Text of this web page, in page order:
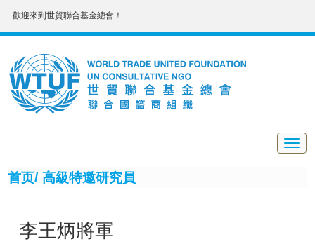
歡迎來到世貿聯合基金總會！
首页/ 高級特邀研究員
李王炳將軍